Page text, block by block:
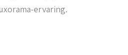
ervaring.